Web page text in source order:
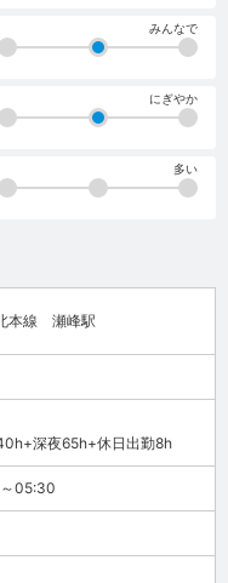
みんなで
にぎやか
多い
本線 瀬峰駅
深夜65h+休日出勤8h
05:30